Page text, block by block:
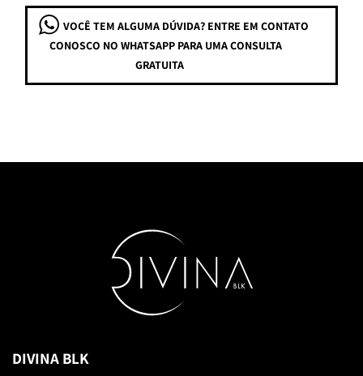
VOCÊ TEM ALGUMA DÚVIDA? ENTRE EM CONTATO
CONOSCO NO WHATSAPP PARA UMA CONSULTA
GRATUITA
DIVINA BLK